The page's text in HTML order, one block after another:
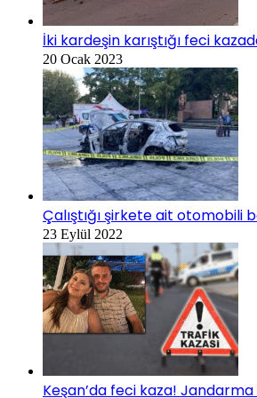
İki kardeşin karıştığı feci
20 Ocak 2023
Çalıştığı şirkete ait otomobili
23 Eylül 2022
Keşan’da feci kaza!